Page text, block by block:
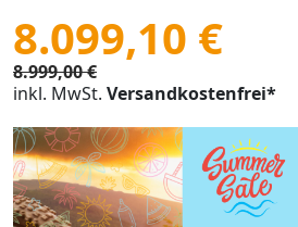
8.099,10 €
8.999,00 €
inkl. MwSt. Versandkostenfrei*